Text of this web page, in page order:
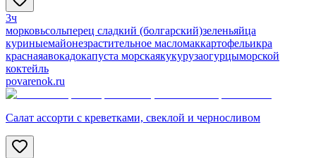
3ч
морковьсольперец сладкий (болгарский)зеленьяйца
куриныемайонезрастительное масломаккартофельикра
краснаяавокадокапуста морскаякукурузаогурцыморской
коктейль
povarenok.ru
Салат ассорти с креветками, свеклой и черносливом